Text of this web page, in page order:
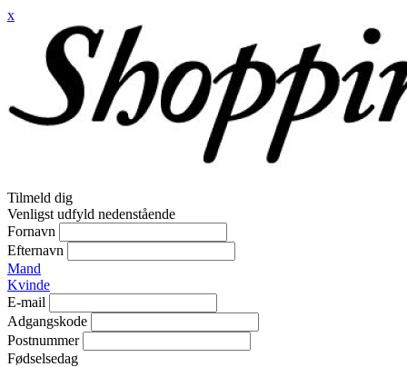
x
Tilmeld dig
Venligst udfyld nedenstående
Fornavn
Efternavn
Mand
Kvinde
E-mail
Adgangskode
Postnummer
Fødselsedag